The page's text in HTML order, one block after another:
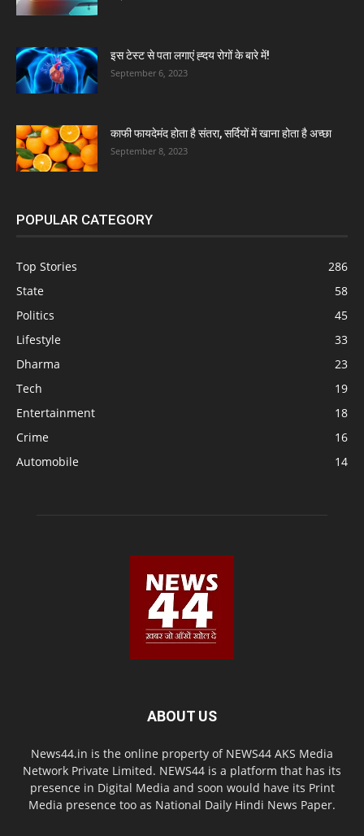
इस टेस्ट से पता लगाएं ह्दय रोगों के बारे में!
September 6, 2023
काफी फायदेमंद होता है संतरा, सर्दियों में खाना होता है अच्छा
September 8, 2023
POPULAR CATEGORY
Top Stories
286
State
58
Politics
45
Lifestyle
33
Dharma
23
Tech
19
Entertainment
18
Crime
16
Automobile
14
ABOUT US
News44.in is the online property of NEWS44 AKS Media
Network Private Limited. NEWS44 is a platform that has its
presence in Digital Media and soon would have its Print
Media presence too as National Daily Hindi News Paper.